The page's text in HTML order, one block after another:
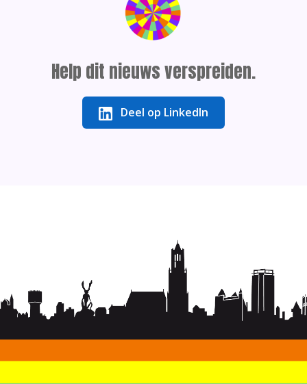
Help dit nieuws verspreiden.
Deel op LinkedIn